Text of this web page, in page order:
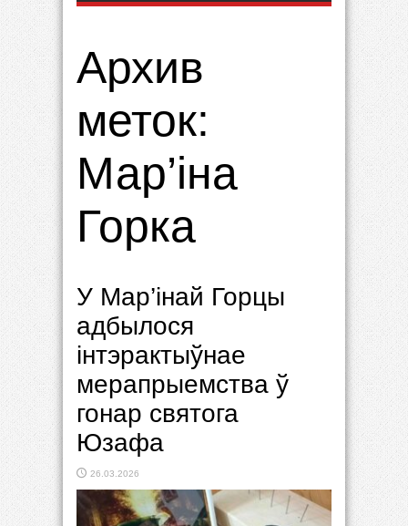
Архив
меток:
Мар’іна
Горка
У Мар’інай Горцы
адбылося
інтэрактыўнае
мерапрыемства ў
гонар святога
Юзафа
26.03.2026